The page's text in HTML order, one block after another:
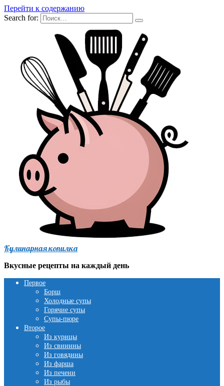
Перейти к содержанию
Search for:
Кулинарная копилка
Вкусные рецепты на каждый день
Первое
Борщ
Холодные супы
Горячие супы
Супы-пюре
Второе
Из курицы
Из свинины
Из говядины
Из фарша
Из печени
Из рыбы